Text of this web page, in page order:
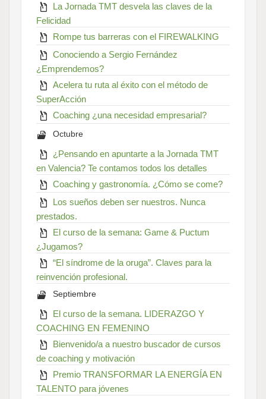
La Jornada TMT desvela las claves de la
Felicidad
Rompe tus barreras con el FIREWALKING
Conociendo a Sergio Fernández
¿Emprendemos?
Acelera tu ruta al éxito con el método de
SuperAcción
Coaching ¿una necesidad empresarial?
Octubre
¿Pensando en apuntarte a la Jornada TMT
en Valencia? Te contamos todos los detalles
Coaching y gastronomía. ¿Cómo se come?
Los sueños deben ser nuestros. Nunca
prestados.
El curso de la semana: Game & Puctum
¿Jugamos?
“El síndrome de la oruga”. Claves para la
reinvención profesional.
Septiembre
El curso de la semana. LIDERAZGO Y
COACHING EN FEMENINO
Bienvenido/a a nuestro buscador de cursos
de coaching y motivación
Premio TRANSFORMAR LA ENERGÍA EN
TALENTO para jóvenes